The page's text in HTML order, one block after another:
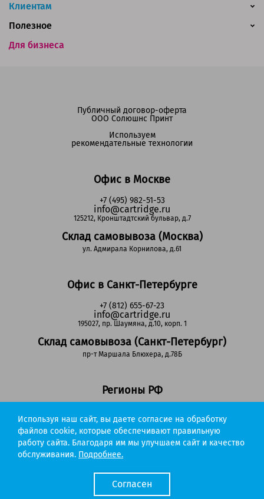
Клиентам
Для бизнеса
Полезное
Офис в Москве
+7 (495) 982-51-53
info@cartridge.ru
125212, Кронштадтский бульвар, д.7
Склад самовывоза (Москва)
ул. Адмирала Корнилова, д.61
Офис в Санкт-Петербурге
+7 (812) 655-67-23
info@cartridge.ru
195027, пр. Шаумяна, д.10, корп. 1
Склад самовывоза (Санкт-Петербург)
пр-т Маршала Блюхера, д.78Б
Регионы РФ
(звонок бесплатный)
info@cartridge.ru
Публичный договор-оферта
ООО Солюшнс Принт
Используем
рекомендательные технологии
Cartridge.ru 2012-2026. Все права защищены
Используя наш сайт, вы даете согласие на обработку
файлов cookie, которые обеспечивают правильную
работу сайта. Благодаря им мы улучшаем сайт и качество
обслуживания. Подробнее.
Согласен